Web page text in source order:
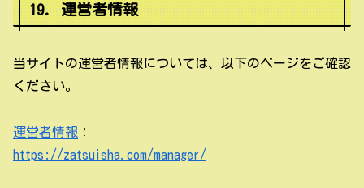
19. 運営者情報
当サイトの運営者情報については、以下のページをご確認
ください。
運営者情報 ：
https://zatsuisha.com/manager/